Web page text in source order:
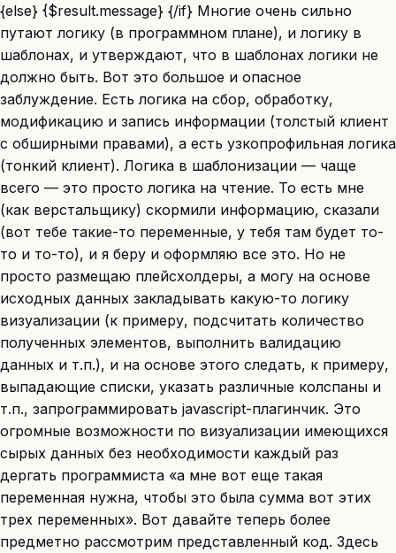
{else} {$result.message} {/if} Многие очень сильно
путают логику (в программном плане), и логику в
шаблонах, и утверждают, что в шаблонах логики не
должно быть. Вот это большое и опасное
заблуждение. Есть логика на сбор, обработку,
модификацию и запись информации (толстый клиент
с обширными правами), а есть узкопрофильная логика
(тонкий клиент). Логика в шаблонизации — чаще
всего — это просто логика на чтение. То есть мне
(как верстальщику) скормили информацию, сказали
(вот тебе такие-то переменные, у тебя там будет то-
то и то-то), и я беру и оформляю все это. Но не
просто размещаю плейсхолдеры, а могу на основе
исходных данных закладывать какую-то логику
визуализации (к примеру, подсчитать количество
полученных элементов, выполнить валидацию
данных и т.п.), и на основе этого следать, к примеру,
выпадающие списки, указать различные колспаны и
т.п., запрограммировать javascript-плагинчик. Это
огромные возможности по визуализации имеющихся
сырых данных без необходимости каждый раз
дергать программиста «а мне вот еще такая
переменная нужна, чтобы это была сумма вот этих
трех переменных». Вот давайте теперь более
предметно рассмотрим представленный код. Здесь